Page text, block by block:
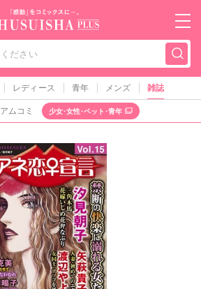
秋水社PLUS（テ
レディース 青年 メンズ 雑誌
アムコミ 少女･女性･ペット･青年